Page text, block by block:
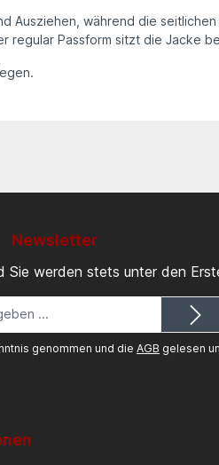
während die
regular Passform sitzt die Jacke
Newsletter
werden stets unter den
Mail-
Adresse*
genommen und die AGB gelesen